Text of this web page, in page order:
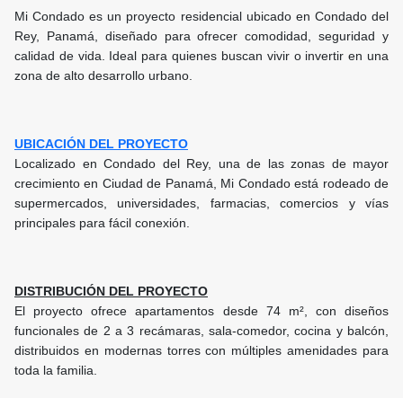
Mi Condado es un proyecto residencial ubicado en Condado del
Rey, Panamá, diseñado para ofrecer comodidad, seguridad y
calidad de vida. Ideal para quienes buscan vivir o invertir en una
zona de alto desarrollo urbano.
UBICACIÓN DEL PROYECTO
Localizado en Condado del Rey, una de las zonas de mayor
crecimiento en Ciudad de Panamá, Mi Condado está rodeado de
supermercados, universidades, farmacias, comercios y vías
principales para fácil conexión.
DISTRIBUCIÓN DEL PROYECTO
El proyecto ofrece apartamentos desde 74 m², con diseños
funcionales de 2 a 3 recámaras, sala-comedor, cocina y balcón,
distribuidos en modernas torres con múltiples amenidades para
toda la familia.